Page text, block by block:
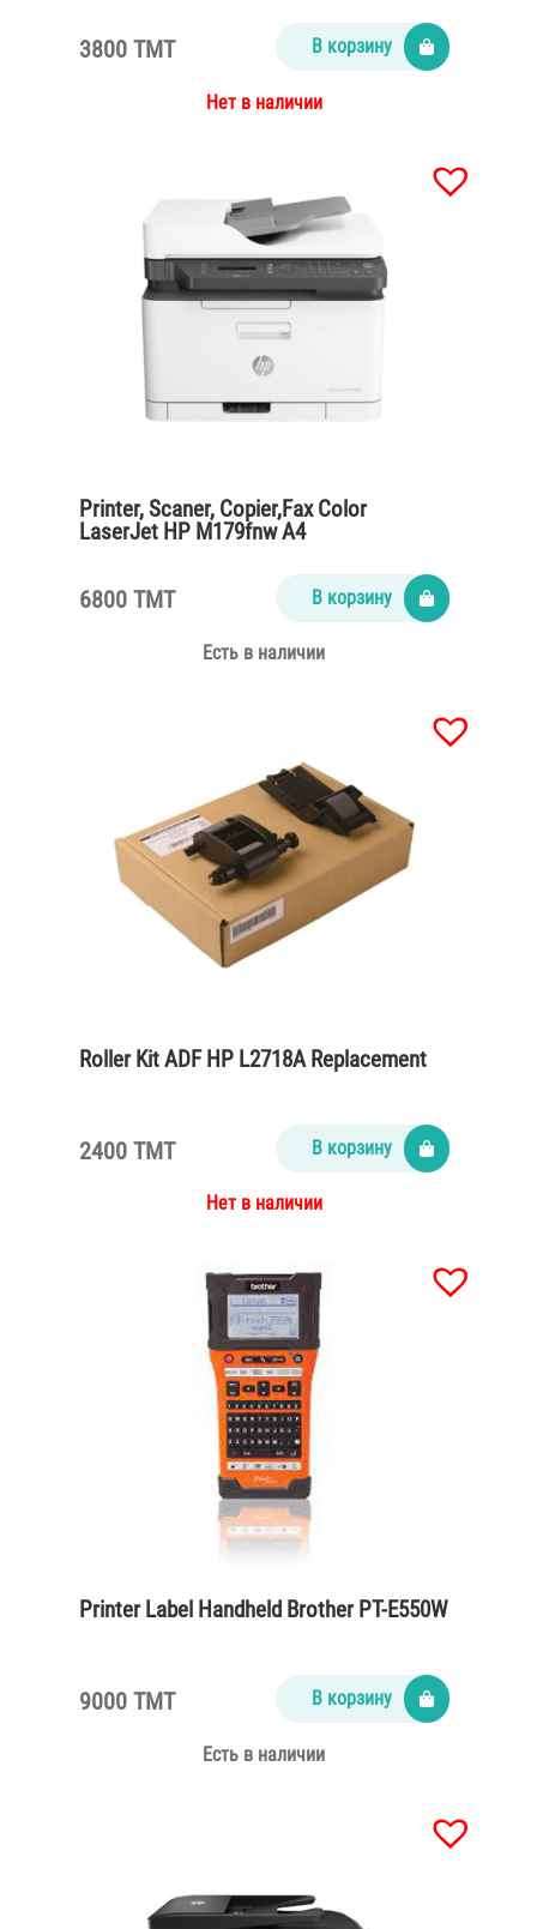
3800 TMT В корзину
Нет в наличии
Printer, Scaner, Copier,Fax Color
LaserJet HP M179fnw A4
6800 TMT В корзину
Есть в наличии
Roller Kit ADF HP L2718A Replacement
2400 TMT В корзину
Нет в наличии
Printer Label Handheld Brother PT-E550W
9000 TMT В корзину
Есть в наличии